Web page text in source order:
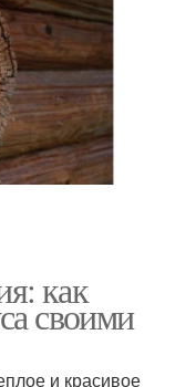
как
своими
и красивое